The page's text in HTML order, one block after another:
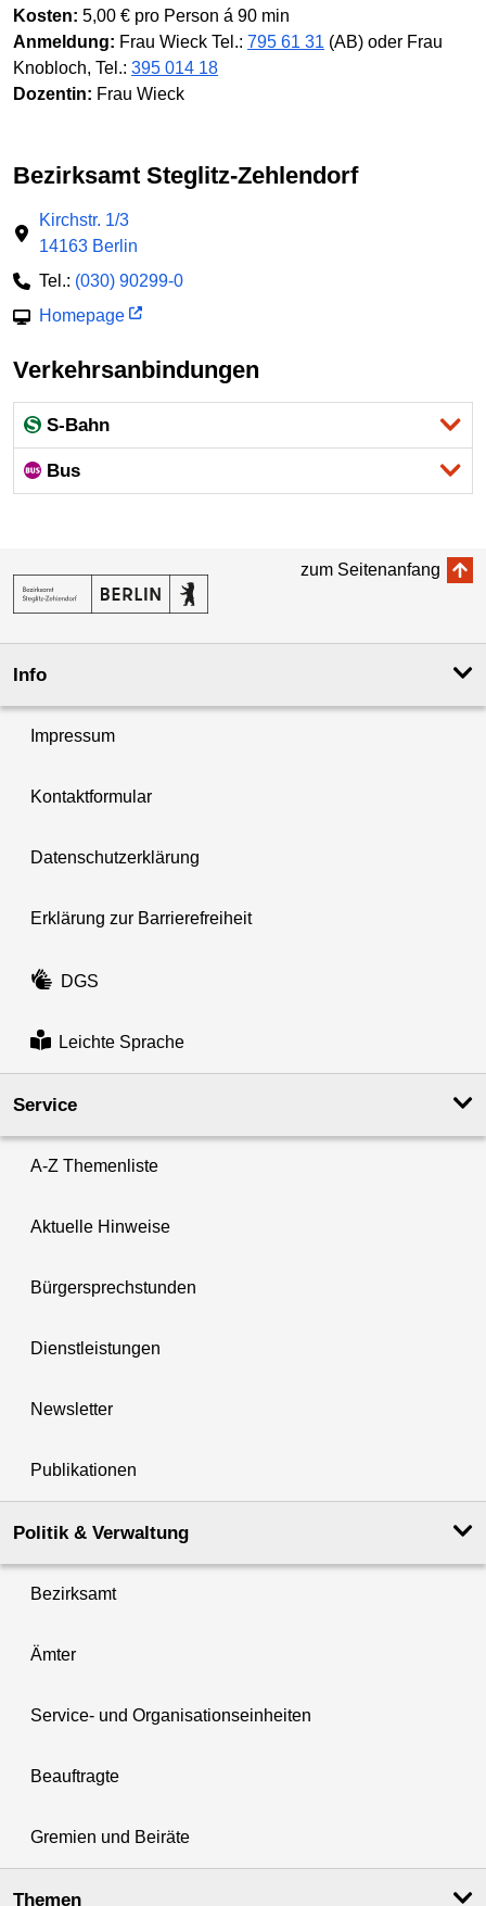
Kosten: 5,00 € pro Person á 90 min
Anmeldung: Frau Wieck Tel.: 795 61 31 (AB) oder Frau
Knobloch, Tel.: 395 014 18
Dozentin: Frau Wieck
Bezirksamt Steglitz-Zehlendorf
Kirchstr. 1/3
14163 Berlin
Tel.: (030) 90299-0
Homepage
Verkehrsanbindungen
S-Bahn
Bus
zum Seitenanfang
Info
Impressum
Kontaktformular
Datenschutzerklärung
Erklärung zur Barrierefreiheit
DGS
Leichte Sprache
Service
A-Z Themenliste
Aktuelle Hinweise
Bürgersprechstunden
Dienstleistungen
Newsletter
Publikationen
Politik & Verwaltung
Bezirksamt
Ämter
Service- und Organisationseinheiten
Beauftragte
Gremien und Beiräte
Themen